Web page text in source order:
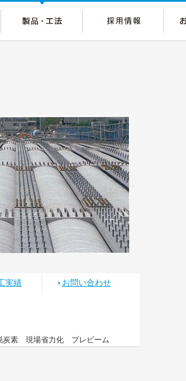
実績 お問い合わせ
素 現場省力化 プレビーム